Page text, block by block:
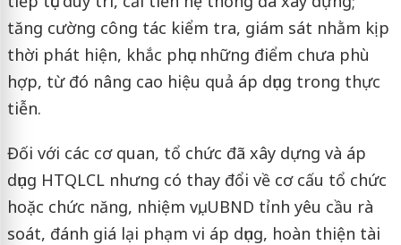
tăng cường công tác kiểm tra, giám sát nhằm kịp
thời phát hiện, khắc phục những điểm chưa phù
hợp, từ đó nâng cao hiệu quả áp dụng trong thực
tiễn.
Đối với các cơ quan, tổ chức đã xây dựng và áp
dụng HTQLCL nhưng có thay đổi về cơ cấu tổ chức
hoặc chức năng, nhiệm vụ, UBND tỉnh yêu cầu rà
soát, đánh giá lại phạm vi áp dụng, hoàn thiện tài